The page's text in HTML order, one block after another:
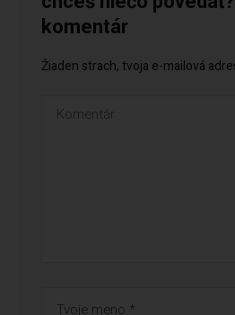
komentár
Žiaden strach, tvoja e-mailová